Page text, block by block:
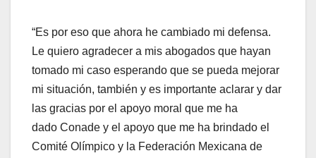
“Es por eso que ahora he cambiado mi defensa.
Le quiero agradecer a mis abogados que hayan
tomado mi caso esperando que se pueda mejorar
mi situación, también y es importante aclarar y dar
las gracias por el apoyo moral que me ha
dado Conade y el apoyo que me ha brindado el
Comité Olímpico y la Federación Mexicana de